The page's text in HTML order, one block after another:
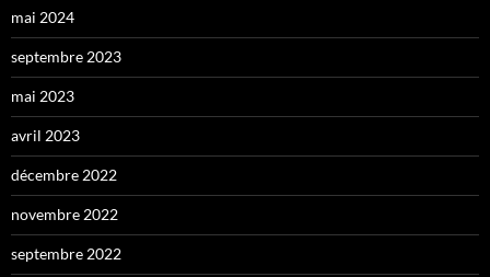
mai 2024
septembre 2023
mai 2023
avril 2023
décembre 2022
novembre 2022
septembre 2022